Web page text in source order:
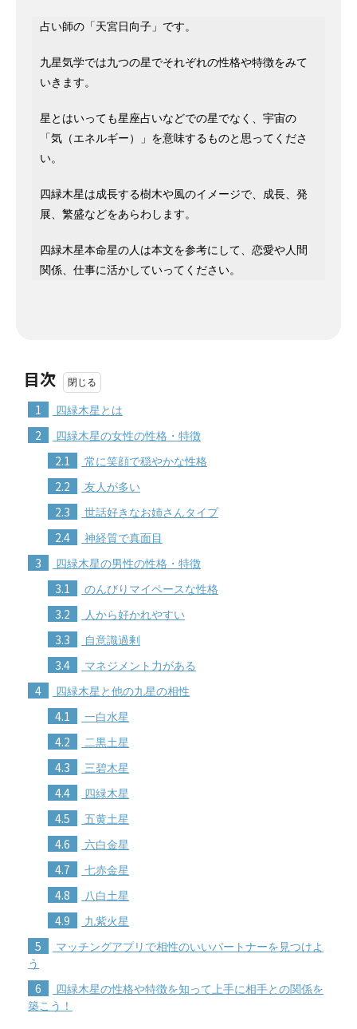
占い師の「天宮日向子」です。
九星気学では九つの星でそれぞれの性格や特徴をみて
いきます。
星とはいっても星座占いなどでの星でなく、宇宙の
「気（エネルギー）」を意味するものと思ってくださ
い。
四緑木星は成長する樹木や風のイメージで、成長、発
展、繁盛などをあらわします。
四緑木星本命星の人は本文を参考にして、恋愛や人間
関係、仕事に活かしていってください。
目次
1 四緑木星とは
2 四緑木星の女性の性格・特徴
2.1 常に笑顔で穏やかな性格
2.2 友人が多い
2.3 世話好きなお姉さんタイプ
2.4 神経質で真面目
3 四緑木星の男性の性格・特徴
3.1 のんびりマイペースな性格
3.2 人から好かれやすい
3.3 自意識過剰
3.4 マネジメント力がある
4 四緑木星と他の九星の相性
4.1 一白水星
4.2 二黒土星
4.3 三碧木星
4.4 四緑木星
4.5 五黄土星
4.6 六白金星
4.7 七赤金星
4.8 八白土星
4.9 九紫火星
5
マッチングアプリで相性のいいパートナーを見つけよ
う
6
四緑木星の性格や特徴を知って上手に相手との関係を
築こう！